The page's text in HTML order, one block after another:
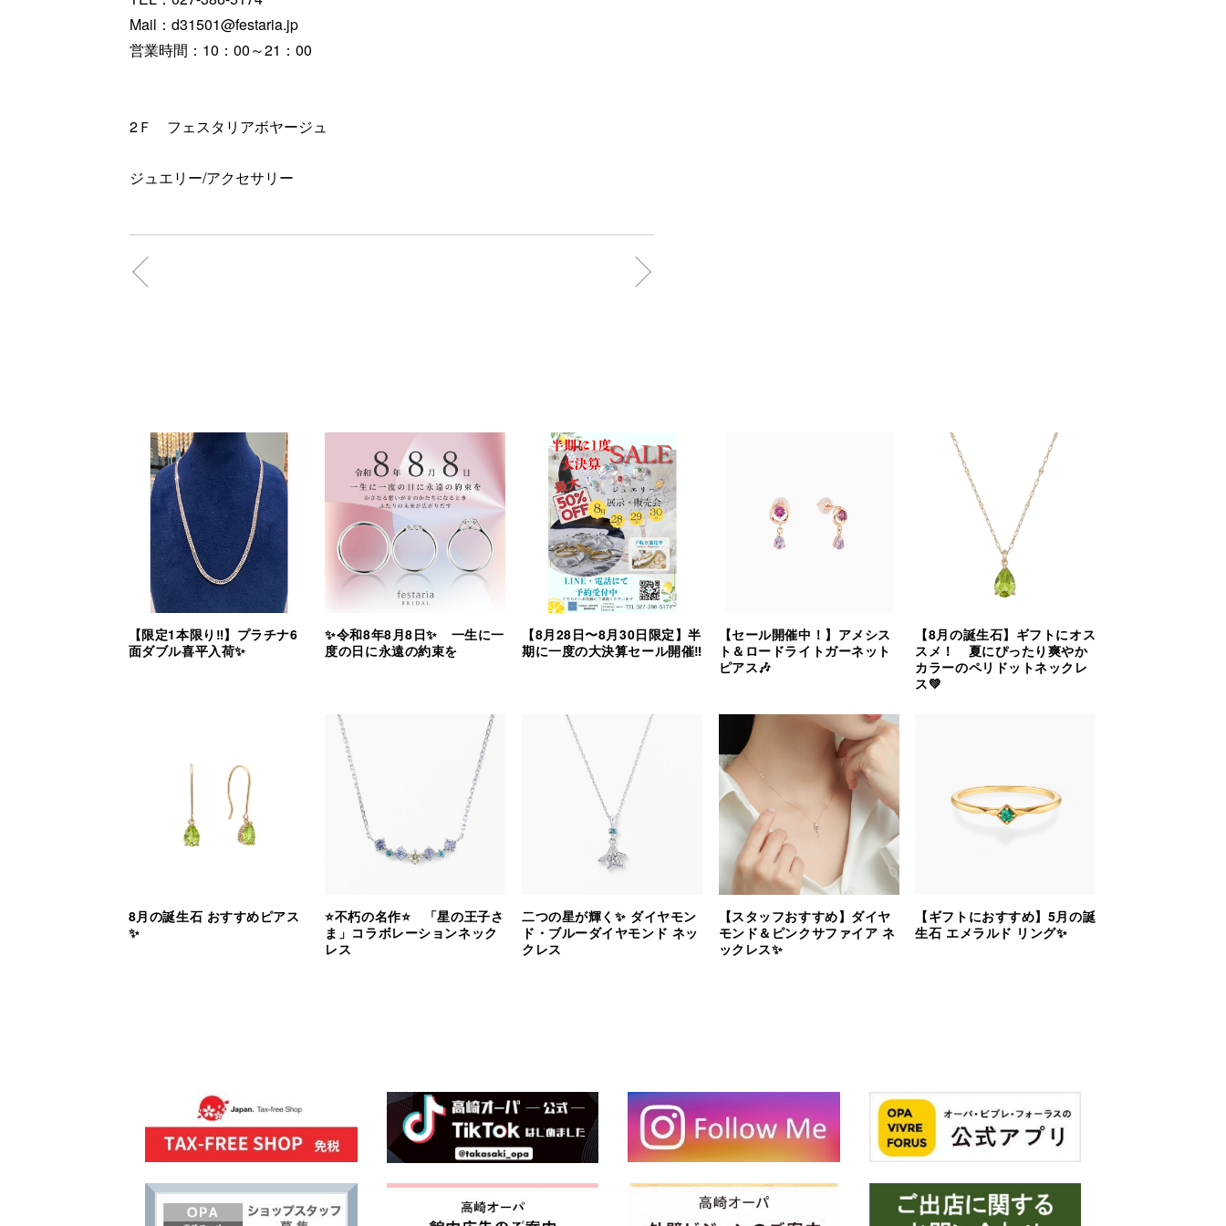
Mail：d31501@festaria.jp
営業時間：10：00～21：00
2Ｆ フェスタリアボヤージュ
ジュエリー/アクセサリー
【限定1本限り‼︎】プラチナ6
面ダブル喜平入荷✨
✨令和8年8月8日✨ 一生に一
度の日に永遠の約束を
【8月28日〜8月30日限定】半
期に一度の大決算セール開催‼︎
【セール開催中！】アメシス
ト＆ロードライトガーネット
ピアス🎶
【8月の誕生石】ギフトにオス
スメ！ 夏にぴったり爽やか
カラーのペリドットネックレ
ス💚
8月の誕生石 おすすめピアス
✨
⭐️不朽の名作⭐️ 「星の王子さ
ま」コラボレーションネック
レス
二つの星が輝く✨ ダイヤモン
ド・ブルーダイヤモンド ネッ
クレス
【スタッフおすすめ】ダイヤ
モンド＆ピンクサファイア ネ
ックレス✨
【ギフトにおすすめ】5月の誕
生石 エメラルド リング✨